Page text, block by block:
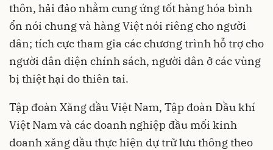
thôn, hải đảo nhằm cung ứng tốt hàng hóa bình
ổn nói chung và hàng Việt nói riêng cho người
dân; tích cực tham gia các chương trình hỗ trợ cho
người dân diện chính sách, người dân ở các vùng
bị thiệt hại do thiên tai.
Tập đoàn Xăng dầu Việt Nam, Tập đoàn Dầu khí
Việt Nam và các doanh nghiệp đầu mối kinh
doanh xăng dầu thực hiện dự trữ lưu thông theo